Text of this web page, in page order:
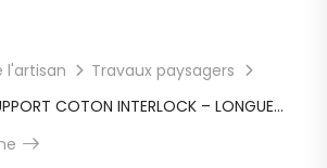
l'artisan
Travaux paysagers
GANT LATEX SUR SUPPORT COTON INTERLOCK – LONGUEUR : 30 CM